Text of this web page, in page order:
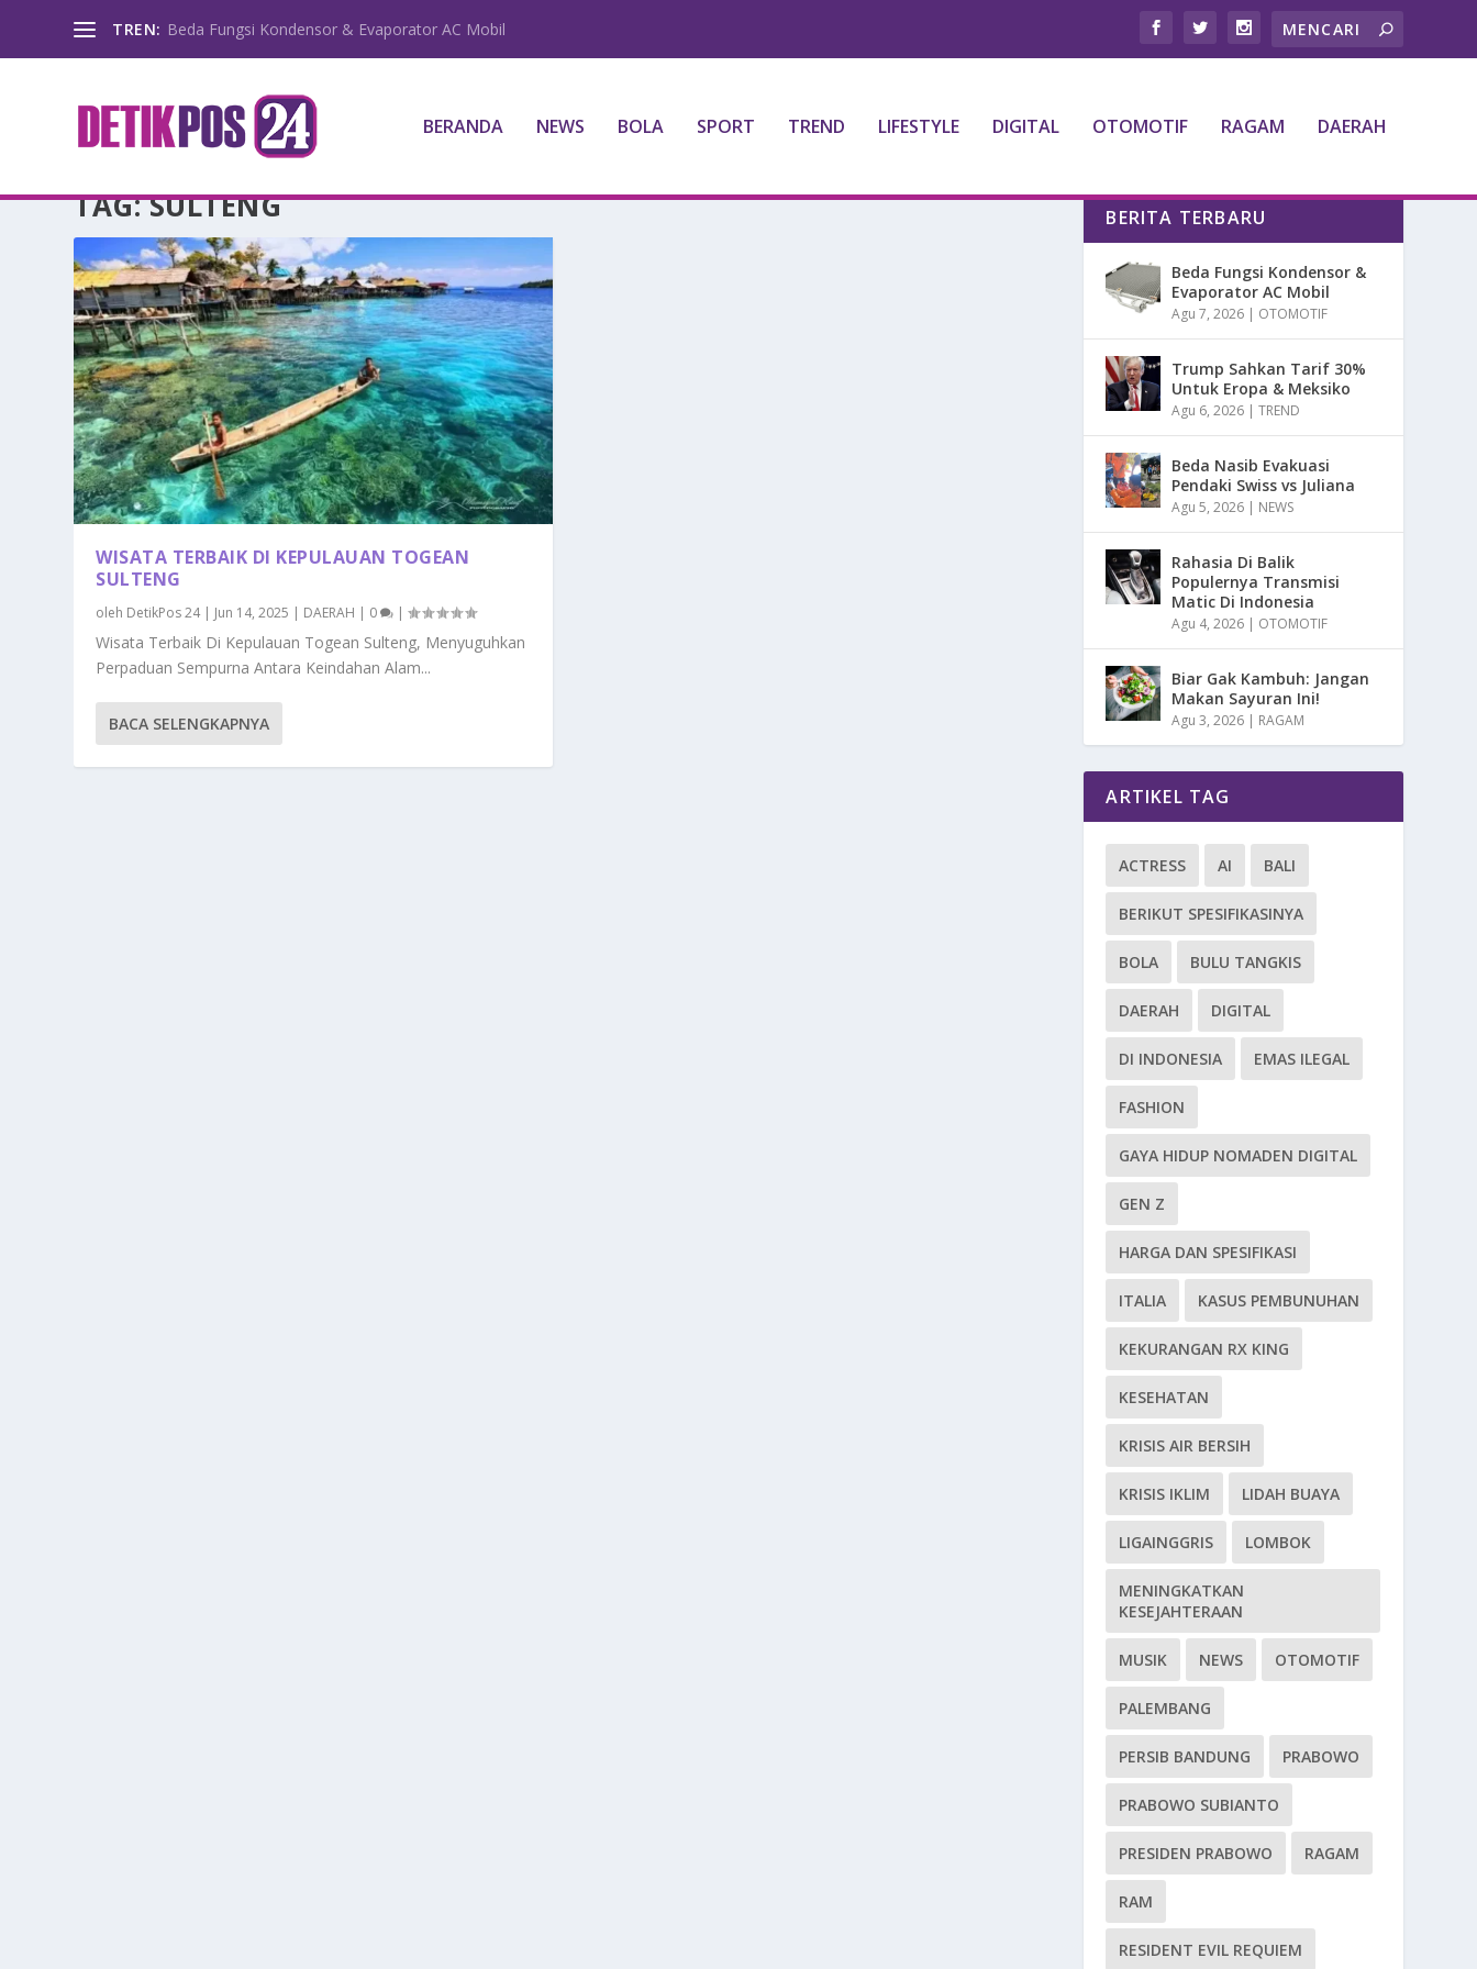
TREN: Beda Fungsi Kondensor & Evaporator AC Mobil
BERANDA NEWS BOLA SPORT TREND LIFESTYLE DIGITAL OTOMOTIF RAGAM DAERAH
TAG:SULTENG
WISATA TERBAIK DI KEPULAUAN TOGEAN
SULTENG
oleh DetikPos 24| Jun 14, 2025 | DAERAH | 0 |
Wisata Terbaik Di Kepulauan Togean Sulteng, Menyuguhkan
Perpaduan Sempurna Antara Keindahan Alam...
BACA SELENGKAPNYA
BERITA TERBARU
Beda Fungsi Kondensor &
Evaporator AC Mobil
Agu 7, 2026 | OTOMOTIF
Trump Sahkan Tarif 30%
Untuk Eropa & Meksiko
Agu 6, 2026 |TREND
Beda Nasib Evakuasi
Pendaki Swiss vs Juliana
Agu 5, 2026 | NEWS
Rahasia Di Balik
Populernya Transmisi
Matic Di Indonesia
Agu 4, 2026 | OTOMOTIF
Biar Gak Kambuh: Jangan
Makan Sayuran Ini!
Agu 3, 2026 | RAGAM
ARTIKEL TAG
ACTRESS AI BALI
BERIKUT SPESIFIKASINYA
BOLA BULU TANGKIS
DAERAH DIGITAL
DI INDONESIA EMAS ILEGAL
FASHION
GAYA HIDUP NOMADEN DIGITAL
GEN Z
HARGA DAN SPESIFIKASI
ITALIA KASUS PEMBUNUHAN
KEKURANGAN RX KING
KESEHATAN
KRISIS AIR BERSIH
KRISIS IKLIM LIDAH BUAYA
LIGAINGGRIS LOMBOK
MENINGKATKAN
KESEJAHTERAAN
MUSIK NEWS OTOMOTIF
PALEMBANG
PERSIB BANDUNG PRABOWO
PRABOWO SUBIANTO
PRESIDEN PRABOWO RAGAM
RAM
RESIDENT EVIL REQUIEM